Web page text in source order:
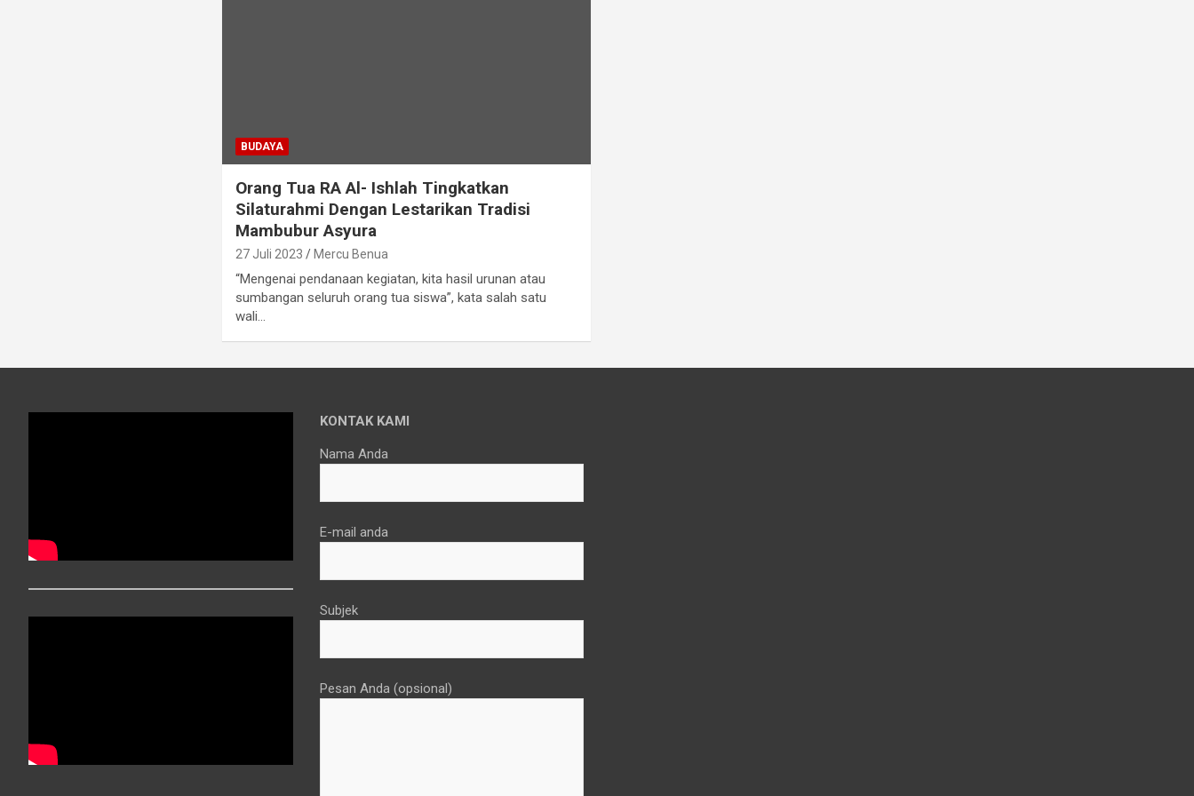
BUDAYA
Orang Tua RA Al- Ishlah Tingkatkan
Silaturahmi Dengan Lestarikan Tradisi
Mambubur Asyura
27 Juli 2023 Mercu Benua
“Mengenai pendanaan kegiatan, kita hasil urunan atau
sumbangan seluruh orang tua siswa”, kata salah satu
wali…
KONTAK KAMI
Nama Anda
E-mail anda
Subjek
Pesan Anda (opsional)